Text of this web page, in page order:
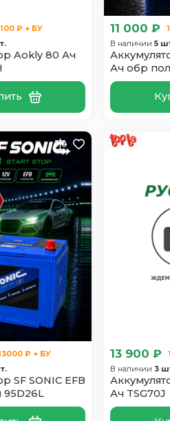
₽ + БУ
Aokly 80 Ач
11 000 ₽
В наличии5
Ач обр
₽ + БУ
SF SONIC EFB
13 900 ₽
В наличии 3
Ач TSG70J